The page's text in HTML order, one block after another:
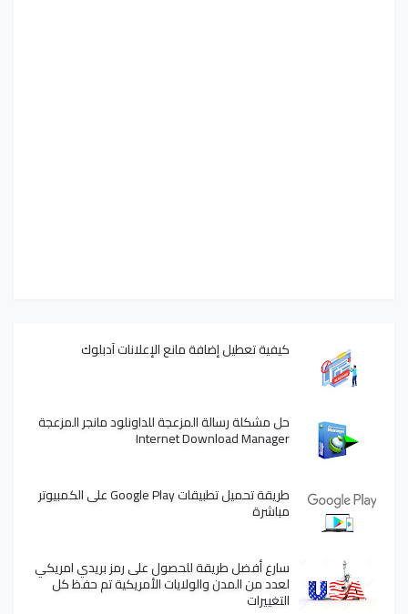
كيفية تعطيل إضافة مانع الإعلانات آدبلوك
حل مشكلة رسالة المزعجة للداونلود مانجر المزعجة
Internet Download Manager
طريقة تحميل تطبيقات Google Play على الكمبيوتر
مباشرة
سارع أفضل طريقة للحصول على رمز بريدي امريكي
لعدد من المدن والولايات الأمريكية تم حفظ كل
التغييرات